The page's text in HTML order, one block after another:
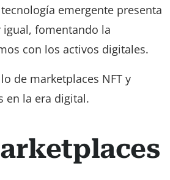
emergente presenta
fomentando la
con los activos digitales.
de marketplaces NFT y
en la era digital.